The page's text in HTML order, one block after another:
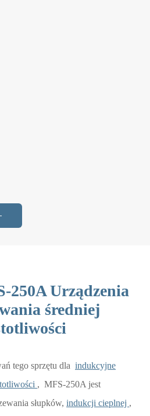
250A Urządzenia
średniej
tego sprzętu dla indukcyjne
, MFS-250A jest
słupków, indukcji cieplnej ,